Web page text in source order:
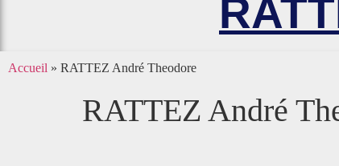
Accueil » RATTEZ André Theodore
RATTEZ André